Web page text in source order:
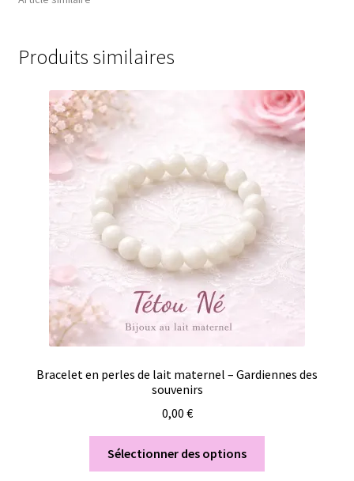
Produits similaires
Bracelet en perles de lait maternel – Gardiennes des
souvenirs
0,00 €
Sélectionner des options